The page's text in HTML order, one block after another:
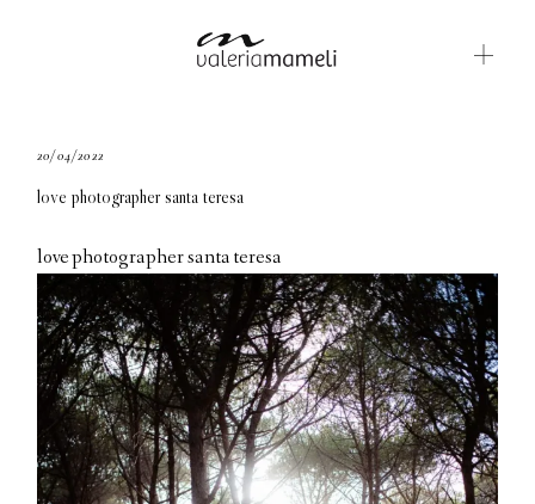
20/04/2022
love photographer santa teresa
love photographer santa teresa
GALLERIE
BLOG
CONTATTI
ABOUT ME
ENGLISH